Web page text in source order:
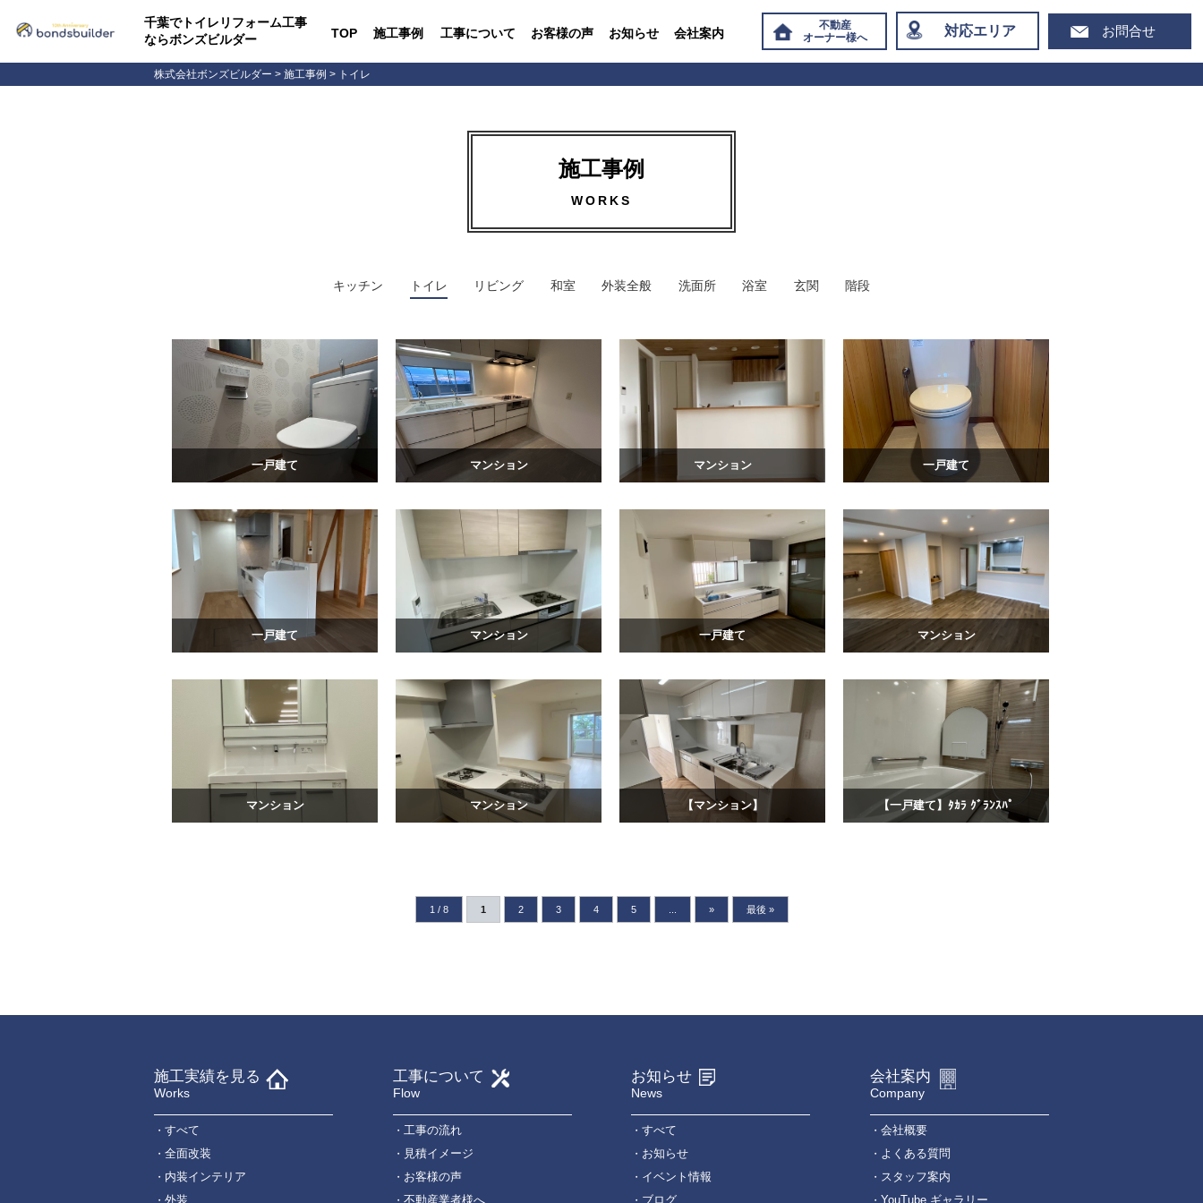
千葉でトイレリフォーム工事
ならボンズビルダー
TOP 施工事例 工事について お客様の声 お知らせ 会社案内
不動産
オーナー様へ
対応エリア お問合せ
株式会社ボンズビルダー > 施工事例 > トイレ
施工事例
WORKS
キッチン トイレ リビング 和室 外装全般 洗面所 浴室 玄関 階段
一戸建て マンション マンション 一戸建て
一戸建て マンション 一戸建て マンション
マンション マンション 【マンション】 【一戸建て】ﾀｶﾗ ｸﾞﾗﾝｽﾊﾟ
1 / 8 1 2 3 4 5 » 最後 »
施工実績を見る
Works
すべて
全面改装
内装インテリア
外装
工事について
Flow
工事の流れ
見積イメージ
お客様の声
不動産業者様へ
お知らせ
News
すべて
お知らせ
イベント情報
ブログ
会社案内
Company
会社概要
よくある質問
スタッフ案内
YouTube ギャラリー